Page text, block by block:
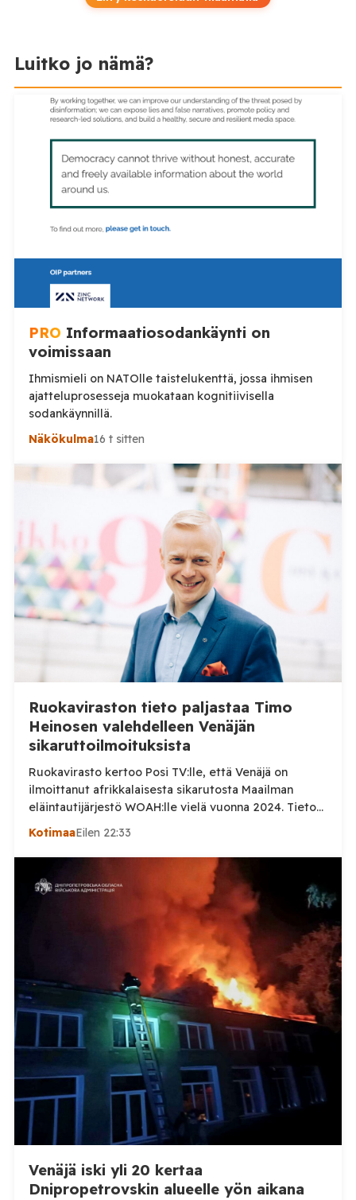
Luitko jo nämä?
PRO Informaatiosodankäynti on
voimissaan
Ihmismieli on NATOlle taistelukenttä, jossa ihmisen
ajatteluprosesseja muokataan kognitiivisella
sodankäynnillä.
Näkökulma16 t sitten
Ruokaviraston tieto paljastaa Timo
Heinosen valehdelleen Venäjän
sikaruttoilmoituksista
Ruokavirasto kertoo Posi TV:lle, että Venäjä on
ilmoittanut afrikkalaisesta sikarutosta Maailman
eläintautijärjestö WOAH:lle vielä vuonna 2024. Tieto
haastaa kokoomuksen kansanedustaja Timo Heinosen
sikaruttoilmoituksista. Suomi on puolestaan
ilmoittanut tuoreesta Virolahden tapauksesta sekä
WOAH:n kautta että suoraan Venäjän
eläinlääkintäviranomaisille. Ruokavirasto kertoi Posi
TV:lle tarkempia tietoja Suomen ensimmäisestä
afrikkalaisen sikaruton tapauksesta sekä
eläintautitietojen vaihdosta […]
KotimaaEilen 22:33
Venäjä iski yli 20 kertaa
Dnipropetrovskin alueelle yön aikana